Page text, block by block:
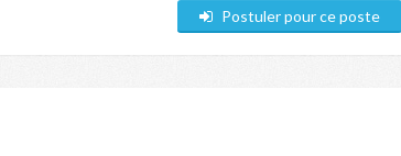
Postuler pour ce poste